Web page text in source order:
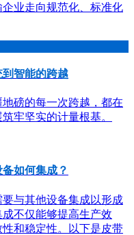
业走向规范化、标准化
到智能的跨越
磅的每一次跨越，都在
牢坚实的计量根基。
如何集成？
与其他设备集成以形成
不仅能够提高生产效
和稳定性。以下是皮带